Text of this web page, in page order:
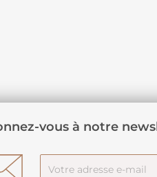
vous à notre